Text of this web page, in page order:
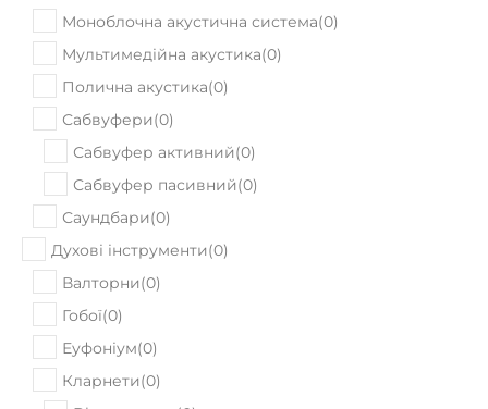
Моноблочна акустична система(0)
Мультимедійна акустика(0)
Полична акустика(0)
Сабвуфери(0)
Сабвуфер активний(0)
Сабвуфер пасивний(0)
Саундбари(0)
Духові інструменти(0)
Валторни(0)
Гобої(0)
Еуфоніум(0)
Кларнети(0)